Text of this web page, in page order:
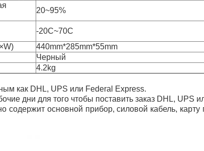
20~95%
-20C~70C
440mm*285mm*55mm
Черный
4.2kg
как DHL, UPS или Federal Express.
дни для того чтобы поставить заказ DHL, UPS
содержит основной прибор, силовой кабель, карту